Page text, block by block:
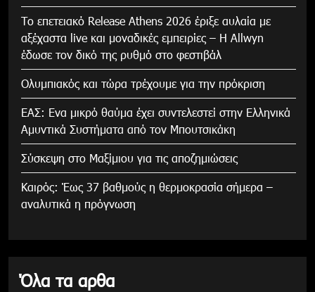
Το επετειακό Release Athens 2026 έριξε αυλαία με
αξέχαστα live και μοναδικές εμπειρίες – Η Allwyn
έδωσε τον δικό της ρυθμό στο φεστιβάλ
Ολυμπιακός και τώρα τρέχουμε για την πρόκριση
ΕΑΣ: Ενα μικρό θαύμα έχει συντελεστεί στην Ελληνικά
Αμυντικά Συστήματα από τον Μπουτσικάκη
Σύσκεψη στο Μαξίμιου για τις αποζημιώσεις
Καιρός: Έως 37 βαθμούς η θερμοκρασία σήμερα –
αναλυτικά η πρόγνωση
Όλα τα αρθα